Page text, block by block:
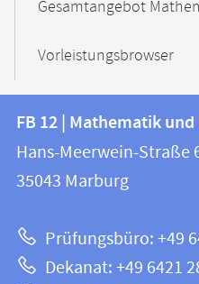
Gesamtangebot
Vorleistungsbrowser
Kontakt
und
Informationen
Website
FB
12
|
und
Informatik
FB 12 | Mathematik
Hans-Meerwein-Straße
35043 Marburg
Prüfungsbüro: +49
Dekanat: +49 6421